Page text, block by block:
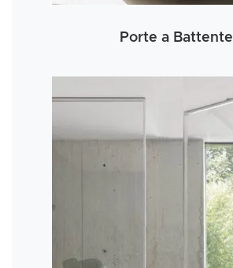
Porte a Battente